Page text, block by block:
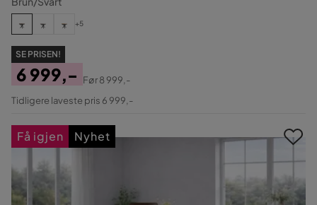
+5
SE PRISEN!
Pris
6 999,-
Original
Før8 999,-
Tidligere laveste pris 6 999,-
Få igjen Nyhet